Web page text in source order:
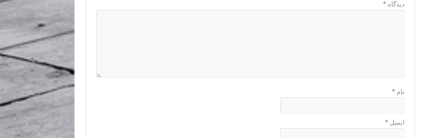
دیدگاه*
نام*
ایمیل*